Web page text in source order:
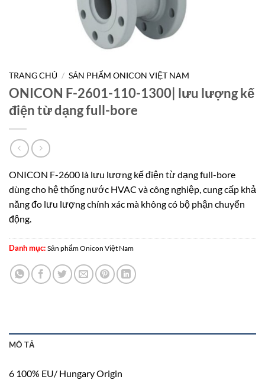
TRANG CHỦ / SẢN PHẨM ONICON VIỆT NAM
ONICON F-2601-110-1300| lưu lượng kế
điện từ dạng full-bore
ONICON F-2600 là lưu lượng kế điện từ dạng full-bore
dùng cho hệ thống nước HVAC và công nghiệp, cung cấp khả
năng đo lưu lượng chính xác mà không có bộ phận chuyển
động.
Danh mục: Sản phẩm Onicon Việt Nam
MÔ TẢ
6 100% EU/ Hungary Origin